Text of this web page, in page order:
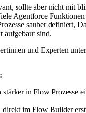
sollte aber nicht mit
Agentforce Funktionen
sauber definiert,
aufgebaut sind.
und Experten
in Flow Prozesse
direkt im Flow Builder